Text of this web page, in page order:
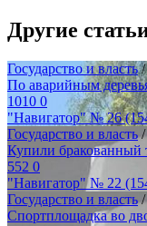
Другие
Государство и власть
По аварийным
1010 0
"Навигатор" № 26
Государство и власть
Купили бракованный
552 0
"Навигатор" № 22
Государство и власть
Спортплощадка во